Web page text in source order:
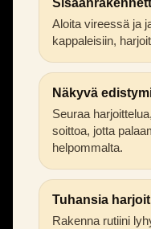
Aloita vireessä ja
kappaleisiin,
Näkyvä
Seuraa
soittoa, jotta
helpommalta.
Tuhansia
Rakenna rutiini